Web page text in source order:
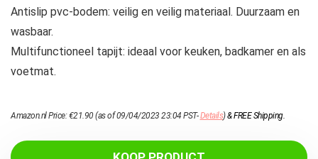
Antislip pvc-bodem: veilig en veilig materiaal. Duurzaam en
wasbaar.
Multifunctioneel tapijt: ideaal voor keuken, badkamer en als
voetmat.
Amazon.nl Price:€21.90(as of 09/04/2023 23:04 PST-Details)&FREE Shipping.